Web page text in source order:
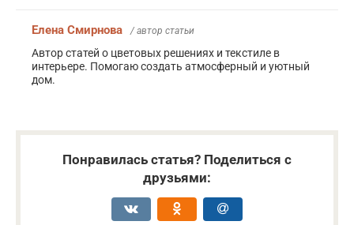
Елена Смирнова / автор статьи
Автор статей о цветовых решениях и текстиле в
интерьере. Помогаю создать атмосферный и уютный
дом.
Понравилась статья? Поделиться с
друзьями: